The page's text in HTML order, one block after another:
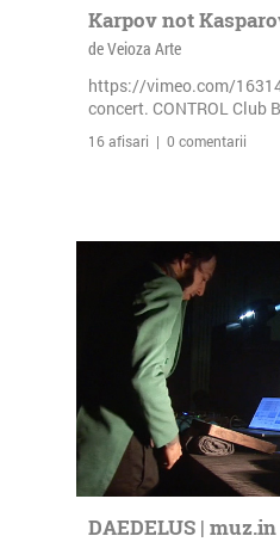
Karpov not
de Veioza Arte
https://vimeo.com/
concert. CONTROL
16 afisari | 0 comentarii
DAEDELUS |